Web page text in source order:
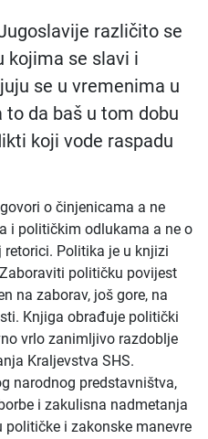
različito se
kojima se slavi i
se u vremenima u
da baš u tom dobu
koji vode raspadu
o činjenicama a ne
i političkim odlukama a ne o
Politika je u knjizi
političku povijest
na zaborav, još gore, na
Knjiga obrađuje politički
vrlo zanimljivo razdoblje
Kraljevstva SHS.
narodnog predstavništva,
i zakulisna nadmetanja
i zakonske manevre